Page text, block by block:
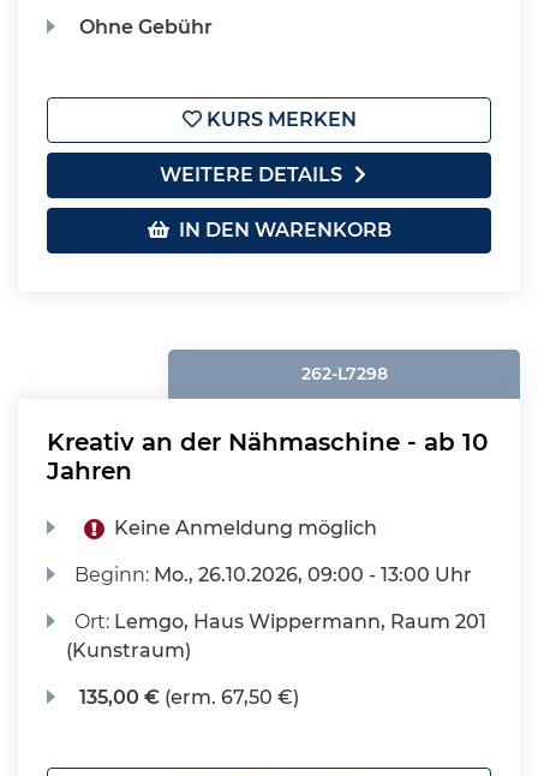
Ohne Gebühr
KURS MERKEN
WEITERE DETAILS
IN DEN WARENKORB
262-L7298
Kreativ an der Nähmaschine - ab 10
Jahren
Keine Anmeldung möglich
Beginn: Mo., 26.10.2026, 09:00 - 13:00 Uhr
Ort: Lemgo, Haus Wippermann, Raum 201
(Kunstraum)
135,00 € (erm. 67,50 €)